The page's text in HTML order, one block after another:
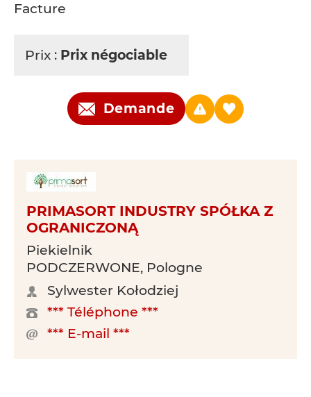
Facture
Prix : Prix négociable
Demande
PRIMASORT INDUSTRY SPÓŁKA Z
OGRANICZONĄ
Piekielnik
PODCZERWONE, Pologne
Sylwester Kołodziej
*** Téléphone ***
*** E-mail ***